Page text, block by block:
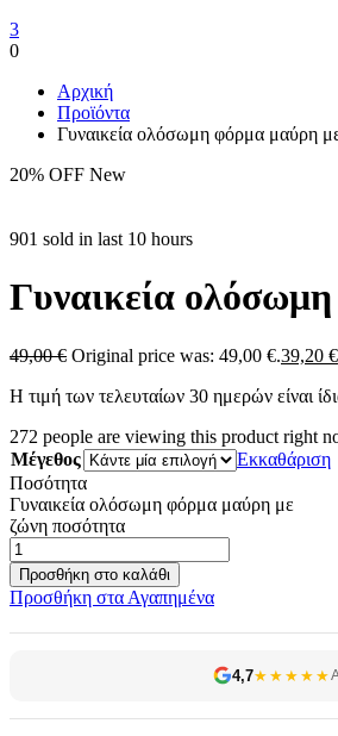
3
0
Αρχική
Προϊόντα
Γυναικεία ολόσωμη φόρμα μαύρη
20% OFF New
901 sold in last 10 hours
Γυναικεία
49,00€ Original price was: 49,00 €.39,20 €
Η τιμή των τελευταίων 30 ημερών είναι
272 people are viewing this product right
Μέγεθος
Εκκαθάριση
Ποσότητα
Γυναικεία ολόσωμη φόρμα μαύρη με
ζώνη ποσότητα
Προσθήκη στο καλάθι
Προσθήκη στα Αγαπημένα
4,7★★★★★